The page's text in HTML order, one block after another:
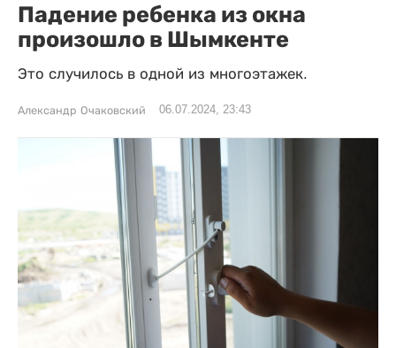
Падение ребенка из окна
произошло в Шымкенте
Это случилось в одной из многоэтажек.
Александр Очаковский 06.07.2024, 23:43